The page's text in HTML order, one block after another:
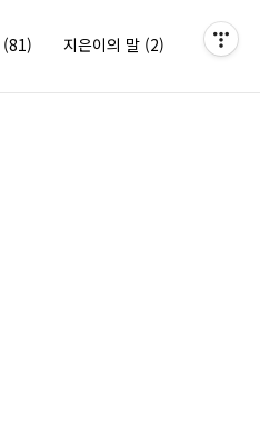
(81) 지은이의 말 (2)